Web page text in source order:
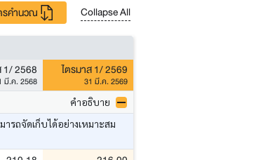
คำนวณ Collapse All
1/ 2568
มี.ค. 2568
ไตรมาส 1/ 2569
31 มี.ค. 2569
คำอธิบาย
รถจัดเก็บได้อย่างเหมาะสม